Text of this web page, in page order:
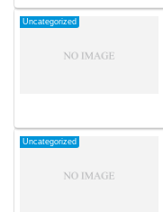
Uncategorized
Uncategorized